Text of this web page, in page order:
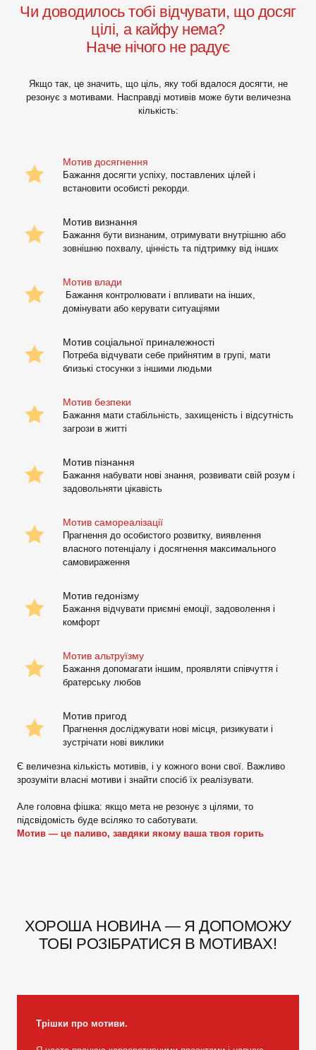
Чи доводилось тобі відчувати, що досяг
цілі, а кайфу нема?
Наче нічого не радує
Якщо так, це значить, що ціль, яку тобі вдалося досягти, не
резонує з мотивами. Насправді мотивів може бути величезна
кількість:
Мотив досягнення
Бажання досягти успіху, поставлених цілей і
встановити особисті рекорди.
Мотив визнання
Бажання бути визнаним, отримувати внутрішню або
зовнішню похвалу, цінність та підтримку від інших
Мотив влади
Бажання контролювати і впливати на інших,
домінувати або керувати ситуаціями
Мотив соціальної приналежності
Потреба відчувати себе прийнятим в групі, мати
близькі стосунки з іншими людьми
Мотив безпеки
Бажання мати стабільність, захищеність і відсутність
загрози в житті
Мотив пізнання
Бажання набувати нові знання, розвивати свій розум і
задовольняти цікавість
Мотив самореалізації
Прагнення до особистого розвитку, виявлення
власного потенціалу і досягнення максимального
самовираження
Мотив гедонізму
Бажання відчувати приємні емоції, задоволення і
комфорт
Мотив альтруїзму
Бажання допомагати іншим, проявляти співчуття і
братерську любов
Мотив пригод
Прагнення досліджувати нові місця, ризикувати і
зустрічати нові виклики
Є величезна кількість мотивів, і у кожного вони свої. Важливо
зрозуміти власні мотиви і знайти спосіб їх реалізувати.
Але головна фішка: якщо мета не резонує з цілями, то
підсвідомість буде всіляко то саботувати.
Мотив — це паливо, завдяки якому ваша твоя горить
ХОРОША НОВИНА — Я ДОПОМОЖУ
ТОБІ РОЗІБРАТИСЯ В МОТИВАХ!
Трішки про мотиви.